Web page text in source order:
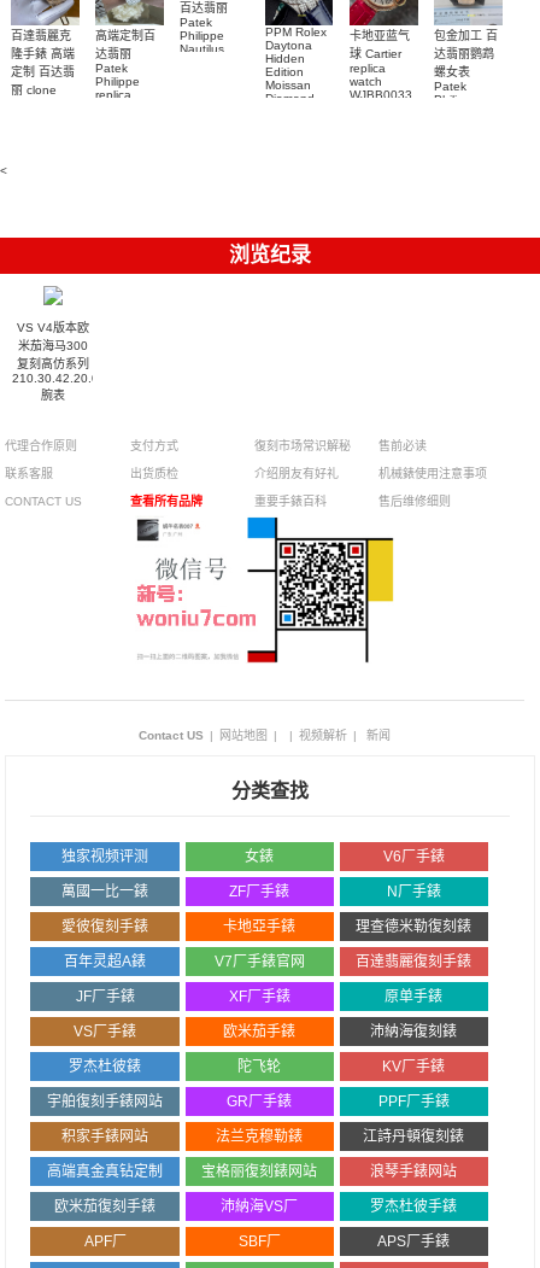
百達翡麗克
隆手錶 高端
定制 百达翡
丽 clone
高端定制百
达翡丽
Patek
Philippe
replica
百达翡丽
Patek
Philippe
Nautilus
PPM Rolex
Daytona
Hidden
Edition
Moissan
Diamond
卡地亚蓝气
球 Cartier
replica
watch
WJBB0033
包金加工 百
达翡丽鹦鹉
螺女表
Patek
Philippe
<
浏览纪录
VS V4版本欧
米茄海马300
复刻高仿系列
210.30.42.20.03.001
腕表
代理合作原则
联系客服
CONTACT US
支付方式
出货质检
查看所有品牌
復刻市场常识解秘
介绍朋友有好礼
重要手錶百科
售前必读
机械錶使用注意事项
售后维修细则
Contact US | 网站地图 | | 视频解析 | 新闻
分类查找
独家视频评测 女錶 V6厂手錶
萬國一比一錶 ZF厂手錶 N厂手錶
愛彼復刻手錶 卡地亞手錶 理查德米勒復刻錶
百年灵超A錶 V7厂手錶官网 百達翡麗復刻手錶
JF厂手錶 XF厂手錶 原单手錶
VS厂手錶 欧米茄手錶 沛納海復刻錶
罗杰杜彼錶 陀飞轮 KV厂手錶
宇舶復刻手錶网站 GR厂手錶 PPF厂手錶
积家手錶网站 法兰克穆勒錶 江詩丹頓復刻錶
高端真金真钻定制 宝格丽復刻錶网站 浪琴手錶网站
欧米茄復刻手錶 沛納海VS厂 罗杰杜彼手錶
APF厂 SBF厂 APS厂手錶